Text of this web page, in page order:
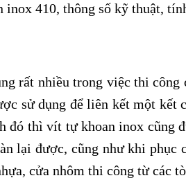
410, thông số kỹ thuật,
rất nhiều trong việc thi
sử dụng để liên kết một
thì vít tự khoan inox cũng
lại được, cũng như khi
cửa nhôm thi công từ các